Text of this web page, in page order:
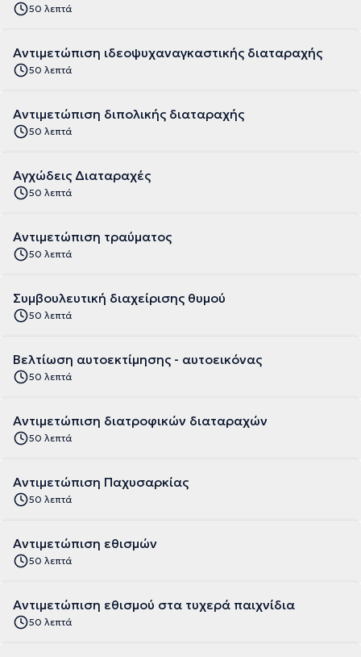
50 λεπτά
Αντιμετώπιση ιδεοψυχαναγκαστικής διαταραχής
50 λεπτά
Αντιμετώπιση διπολικής διαταραχής
50 λεπτά
Αγχώδεις Διαταραχές
50 λεπτά
Αντιμετώπιση τραύματος
50 λεπτά
Συμβουλευτική διαχείρισης θυμού
50 λεπτά
Βελτίωση αυτοεκτίμησης - αυτοεικόνας
50 λεπτά
Αντιμετώπιση διατροφικών διαταραχών
50 λεπτά
Αντιμετώπιση Παχυσαρκίας
50 λεπτά
Αντιμετώπιση εθισμών
50 λεπτά
Αντιμετώπιση εθισμού στα τυχερά παιχνίδια
50 λεπτά